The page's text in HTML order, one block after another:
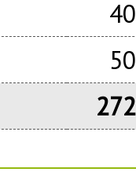
40
50
272